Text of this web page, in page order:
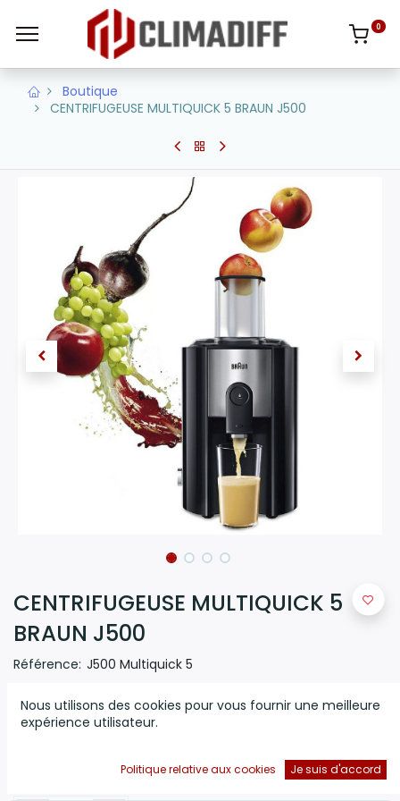
0
Boutique
CENTRIFUGEUSE MULTIQUICK 5 BRAUN J500
CENTRIFUGEUSE MULTIQUICK 5
BRAUN J500
Référence: J500 Multiquick 5
IdentityCollection Juicer 900W 2 Vitesses Tamis Disque En
Inox Bec Anti Gouttes
Nous utilisons des cookies pour vous fournir une meilleure
expérience utilisateur.
Politique relative aux cookies Je suis d'accord